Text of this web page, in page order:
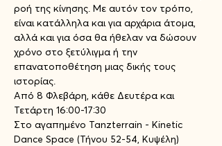
ροή της κίνησης. Με αυτόν τον τρόπο,
είναι κατάλληλα και για αρχάρια άτομα,
αλλά και για όσα θα ήθελαν να δώσουν
χρόνο στο ξετύλιγμα ή την
επανατοποθέτηση μιας δικής τους
ιστορίας.
Από 8 Φλεβάρη, κάθε Δευτέρα και
Τετάρτη 16:00-17:30
Στο αγαπημένο Tanzterrain - Kinetic
Dance Space (Τήνου 52-54, Κυψέλη)